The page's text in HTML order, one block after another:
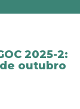
2025-2:
outubro